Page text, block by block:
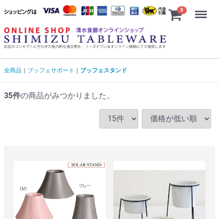
0 Menu
全商品 ブッフェサポート ブッフェスタンド
35件の商品がみつかりました。